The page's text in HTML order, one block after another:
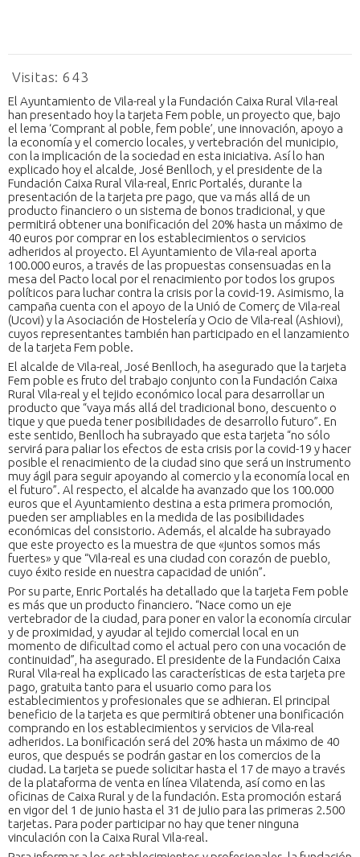
Visitas: 643
El Ayuntamiento de Vila-real y la Fundación Caixa Rural Vila-real
han presentado hoy la tarjeta Fem poble, un proyecto que, bajo
el lema ‘Comprant al poble, fem poble’, une innovación, apoyo a
la economía y el comercio locales, y vertebración del municipio,
con la implicación de la sociedad en esta iniciativa. Así lo han
explicado hoy el alcalde, José Benlloch, y el presidente de la
Fundación Caixa Rural Vila-real, Enric Portalés, durante la
presentación de la tarjeta pre pago, que va más allá de un
producto financiero o un sistema de bonos tradicional, y que
permitirá obtener una bonificación del 20% hasta un máximo de
40 euros por comprar en los establecimientos o servicios
adheridos al proyecto. El Ayuntamiento de Vila-real aporta
100.000 euros, a través de las propuestas consensuadas en la
mesa del Pacto local por el renacimiento por todos los grupos
políticos para luchar contra la crisis por la covid-19. Asimismo, la
campaña cuenta con el apoyo de la Unió de Comerç de Vila-real
(Ucovi) y la Asociación de Hostelería y Ocio de Vila-real (Ashiovi),
cuyos representantes también han participado en el lanzamiento
de la tarjeta Fem poble.
El alcalde de Vila-real, José Benlloch, ha asegurado que la tarjeta
Fem poble es fruto del trabajo conjunto con la Fundación Caixa
Rural Vila-real y el tejido económico local para desarrollar un
producto que “vaya más allá del tradicional bono, descuento o
tique y que pueda tener posibilidades de desarrollo futuro”. En
este sentido, Benlloch ha subrayado que esta tarjeta “no sólo
servirá para paliar los efectos de esta crisis por la covid-19 y hacer
posible el renacimiento de la ciudad sino que será un instrumento
muy ágil para seguir apoyando al comercio y la economía local en
el futuro”. Al respecto, el alcalde ha avanzado que los 100.000
euros que el Ayuntamiento destina a esta primera promoción,
pueden ser ampliables en la medida de las posibilidades
económicas del consistorio. Además, el alcalde ha subrayado
que este proyecto es la muestra de que «juntos somos más
fuertes» y que “Vila-real es una ciudad con corazón de pueblo,
cuyo éxito reside en nuestra capacidad de unión”.
Por su parte, Enric Portalés ha detallado que la tarjeta Fem poble
es más que un producto financiero. “Nace como un eje
vertebrador de la ciudad, para poner en valor la economía circular
y de proximidad, y ayudar al tejido comercial local en un
momento de dificultad como el actual pero con una vocación de
continuidad”, ha asegurado. El presidente de la Fundación Caixa
Rural Vila-real ha explicado las características de esta tarjeta pre
pago, gratuita tanto para el usuario como para los
establecimientos y profesionales que se adhieran. El principal
beneficio de la tarjeta es que permitirá obtener una bonificación
comprando en los establecimientos y servicios de Vila-real
adheridos. La bonificación será del 20% hasta un máximo de 40
euros, que después se podrán gastar en los comercios de la
ciudad. La tarjeta se puede solicitar hasta el 17 de mayo a través
de la plataforma de venta en línea Vilatenda, así como en las
oficinas de Caixa Rural y de la fundación. Esta promoción estará
en vigor del 1 de junio hasta el 31 de julio para las primeras 2.500
tarjetas. Para poder participar no hay que tener ninguna
vinculación con la Caixa Rural Vila-real.